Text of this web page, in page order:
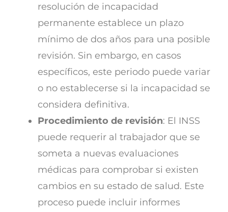
resolución de incapacidad
permanente establece un plazo
mínimo de dos años para una posible
revisión. Sin embargo, en casos
específicos, este periodo puede variar
o no establecerse si la incapacidad se
considera definitiva.
Procedimiento de revisión: El INSS
puede requerir al trabajador que se
someta a nuevas evaluaciones
médicas para comprobar si existen
cambios en su estado de salud. Este
proceso puede incluir informes